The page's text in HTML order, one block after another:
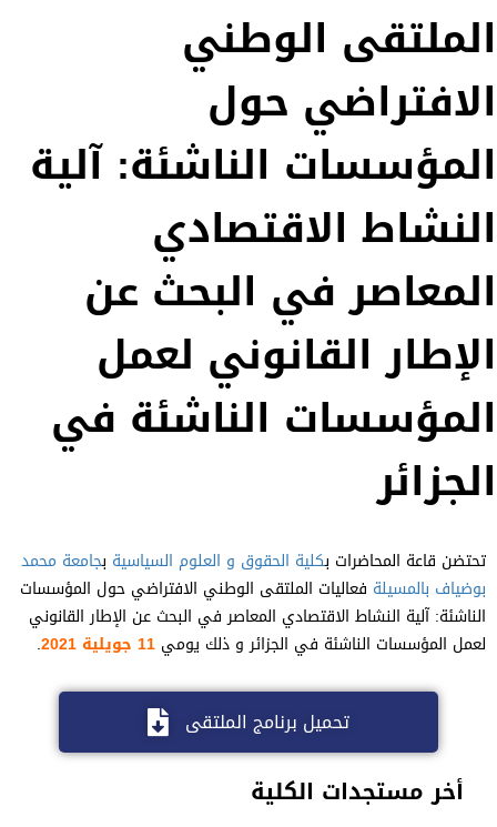
أخر مستجدات الكلية
الملتقى الوطني
الافتراضي حول
المؤسسات الناشئة: آلية
النشاط الاقتصادي
المعاصر في البحث عن
الإطار القانوني لعمل
المؤسسات الناشئة في
الجزائر
تحتضن قاعة المحاضرات بكلية الحقوق و العلوم السياسية بجامعة محمد
بوضياف بالمسيلة فعاليات الملتقى الوطني الافتراضي حول المؤسسات
الناشئة: آلية النشاط الاقتصادي المعاصر في البحث عن الإطار القانوني
لعمل المؤسسات الناشئة في الجزائر و ذلك يومي 11 جويلية 2021 .
تحميل برنامج الملتقى